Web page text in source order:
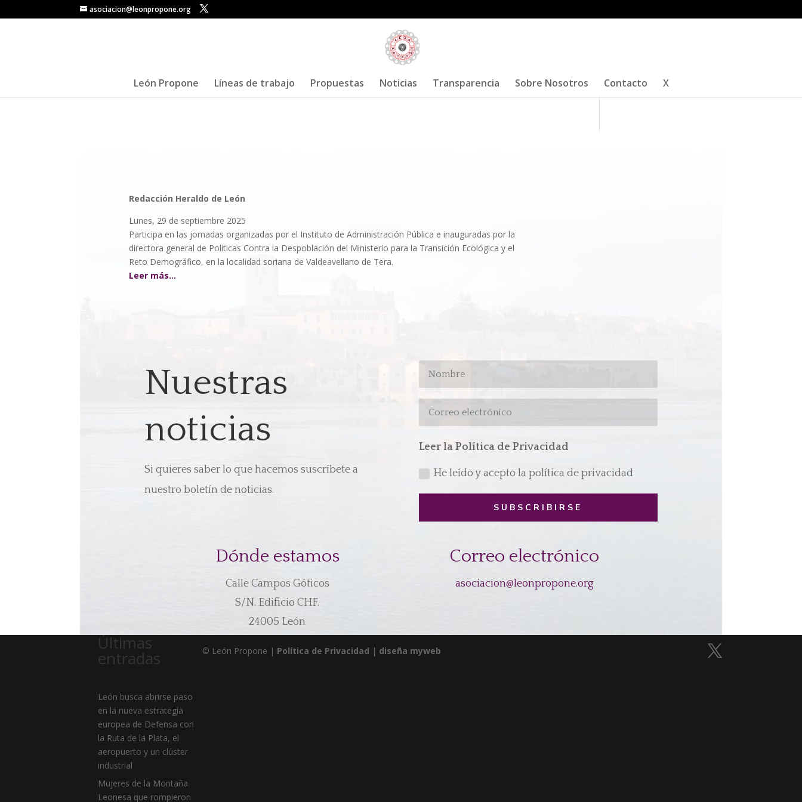
asociacion@leonpropone.org
León Propone Líneas de trabajo Propuestas Noticias Transparencia Sobre Nosotros Contacto X
Redacción Heraldo de León
Lunes, 29 de septiembre 2025
Participa en las jornadas organizadas por el Instituto de Administración Pública e inauguradas por la
directora general de Políticas Contra la Despoblación del Ministerio para la Transición Ecológica y el
Reto Demográfico, en la localidad soriana de Valdeavellano de Tera.
Leer más…
Nuestras
noticias
Si quieres saber lo que hacemos suscríbete a
nuestro boletín de noticias.
Leer la Política de Privacidad
He leído y acepto la política de privacidad
SUBSCRIBIRSE
Dónde estamos
Calle Campos Góticos
S/N. Edificio CHF.
24005 León
Correo electrónico
asociacion@leonpropone.org
Últimas
entradas
León busca abrirse paso
en la nueva estrategia
europea de Defensa con
la Ruta de la Plata, el
aeropuerto y un clúster
industrial
Mujeres de la Montaña
Leonesa que rompieron
© León Propone | Política de Privacidad | diseña myweb